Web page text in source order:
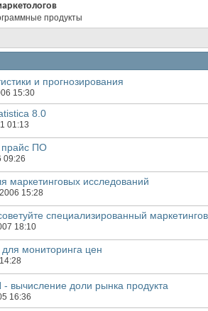
продукты
и прогнозирования
15:30
8.0
01:13
прайс ПО
09:26
маркетинговых исследований
15:28
специализированный
18:10
мониторинга цен
- вычисление доли рынка продукта
16:36